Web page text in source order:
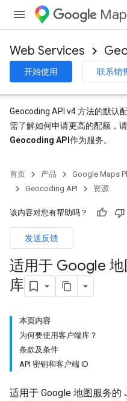
Web Services
开始使用 联系销
Geocoding API v4 方法的默认
需了解如何申请更高的配额，
Geocoding API 作为服务。
首页 产品 Google Maps
Geocoding API
资源
该内容对您有帮助吗？
发送反馈
适用于 Google
库
本页内容
为何要使用客户端库？
条款及条件
API 密钥和客户端 ID
适用于 Google 地图服务的